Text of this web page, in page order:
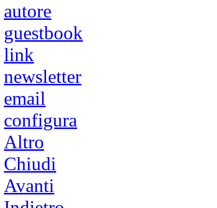
autore
guestbook
link
newsletter
email
configura
Altro
Chiudi
Avanti